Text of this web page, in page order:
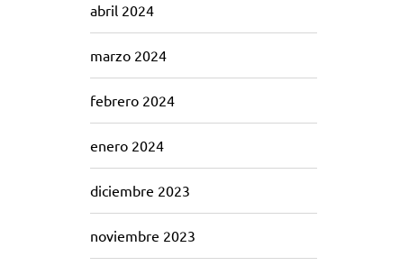
abril 2024
marzo 2024
febrero 2024
enero 2024
diciembre 2023
noviembre 2023